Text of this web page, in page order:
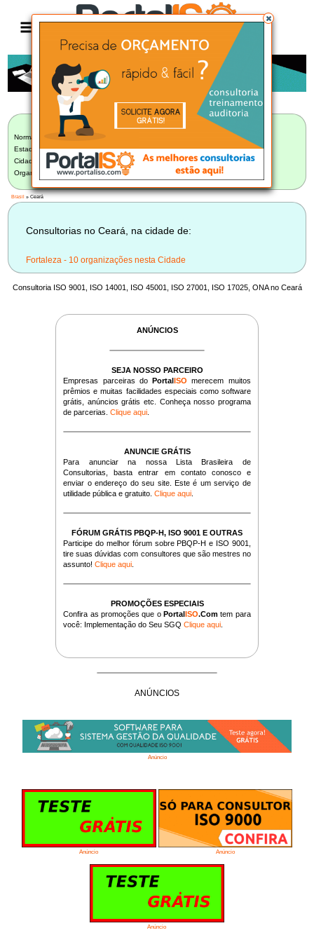
LISTA BRASILEIRA DE CONSULTORIAS
Norma:
Selecionar Norma
Estado:
Ceará (10)
Cidade:
Selecione uma Cidade
Organização:
Selecione uma Organização
Brasil » Ceará
Consultorias no Ceará, na cidade de:
Fortaleza - 10 organizações nesta Cidade
Consultoria ISO 9001, ISO 14001, ISO 45001, ISO 27001, ISO 17025, ONA no Ceará
ANÚNCIOS
SEJA NOSSO PARCEIRO
Empresas parceiras doPortalISO merecem muitos
prêmios e muitas facilidades especiais como software
grátis, anúncios grátis etc. Conheça nosso programa
de parcerias.Clique aqui
ANUNCIE GRÁTIS
Para anunciar na nossa Lista Brasileira de
Consultorias, basta entrar em contato conosco e
enviar o endereço do seu site. Este é um serviço de
utilidade pública e gratuito.Clique aqui
FÓRUM GRÁTIS PBQP-H, ISO 9001 E OUTRAS
Participe do melhor fórum sobre PBQP-H e ISO 9001,
tire suas dúvidas com consultores que são mestres no
assunto!Clique aqui
PROMOÇÕES ESPECIAIS
Confira as promoções que oPortalISO.Com tem para
você: Implementação do Seu SGQClique aqui
ANÚNCIOS
Anúncio
Anúncio Anúncio
Anúncio